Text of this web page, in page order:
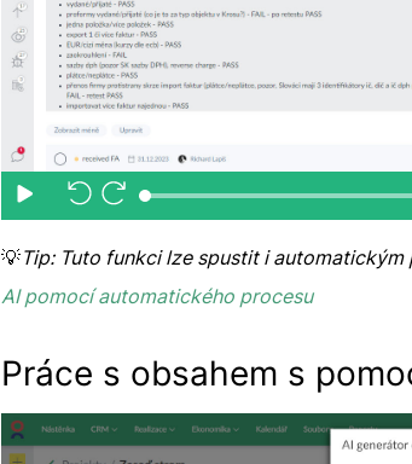
💡Tip: Tuto funkci lze spustit i automatickým
AI pomocí automatického procesu
Práce s obsahem s